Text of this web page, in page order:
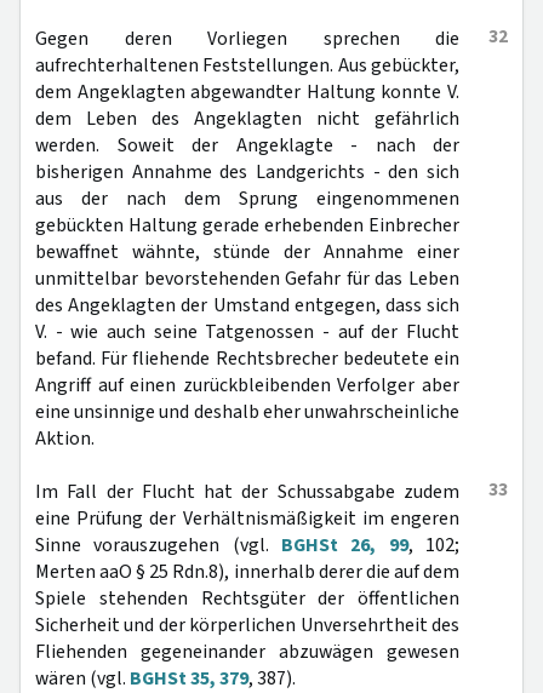
32
Gegen deren Vorliegen sprechen die
aufrechterhaltenen Feststellungen. Aus gebückter,
dem Angeklagten abgewandter Haltung konnte V.
dem Leben des Angeklagten nicht gefährlich
werden. Soweit der Angeklagte - nach der
bisherigen Annahme des Landgerichts - den sich
aus der nach dem Sprung eingenommenen
gebückten Haltung gerade erhebenden Einbrecher
bewaffnet wähnte, stünde der Annahme einer
unmittelbar bevorstehenden Gefahr für das Leben
des Angeklagten der Umstand entgegen, dass sich
V. - wie auch seine Tatgenossen - auf der Flucht
befand. Für fliehende Rechtsbrecher bedeutete ein
Angriff auf einen zurückbleibenden Verfolger aber
eine unsinnige und deshalb eher unwahrscheinliche
Aktion.
33
Im Fall der Flucht hat der Schussabgabe zudem
eine Prüfung der Verhältnismäßigkeit im engeren
Sinne vorauszugehen (vgl. BGHSt 26, 99, 102;
Merten aaO § 25 Rdn.8), innerhalb derer die auf dem
Spiele stehenden Rechtsgüter der öffentlichen
Sicherheit und der körperlichen Unversehrtheit des
Fliehenden gegeneinander abzuwägen gewesen
wären (vgl. BGHSt 35, 379, 387).